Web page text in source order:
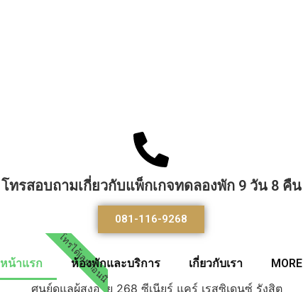
โทรสอบถามเกี่ยวกับแพ็กเกจทดลองพัก 9 วัน 8 คืน
081-116-9268
โทรได้เลยตอนนี้
หน้าแรก ห้องพักและบริการ เกี่ยวกับเรา MORE